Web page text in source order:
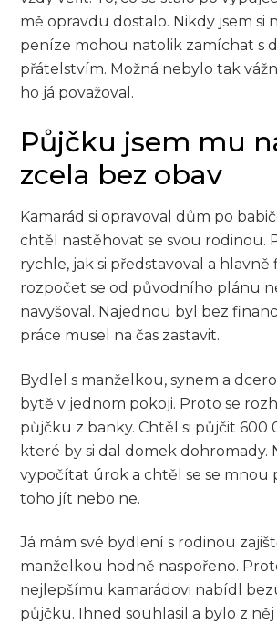
mě opravdu dostalo. Nikdy jsem si
peníze mohou natolik zamíchat s
přátelstvím. Možná nebylo tak
ho já považoval.
Půjčku jsem mu
zcela bez obav
Kamarád si opravoval dům po
chtěl nastěhovat se svou rodinou.
rychle, jak si představoval a
rozpočet se od původního plánu
navyšoval. Najednou byl bez
práce musel na čas zastavit.
Bydlel s manželkou, synem a
bytě v jednom pokoji. Proto se
půjčku z banky. Chtěl si půjčit 600
které by si dal domek dohromady.
vypočítat úrok a chtěl se se mnou
toho jít nebo ne.
Já mám své bydlení s rodinou
manželkou hodně naspořeno.
nejlepšímu kamarádovi nabídl
půjčku. Ihned souhlasil a bylo z